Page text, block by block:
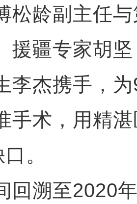
松龄副主任
援疆专家胡
李杰携手，
手术，用精
。
溯至2020年